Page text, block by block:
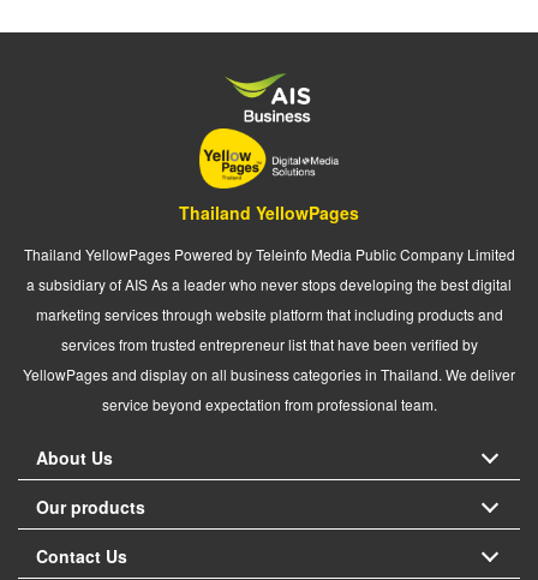
Thailand YellowPages
Thailand YellowPages Powered by Teleinfo Media Public Company Limited
a subsidiary of AIS As a leader who never stops developing the best digital
marketing services through website platform that including products and
services from trusted entrepreneur list that have been verified by
YellowPages and display on all business categories in Thailand. We deliver
service beyond expectation from professional team.
About Us
Our products
Contact Us